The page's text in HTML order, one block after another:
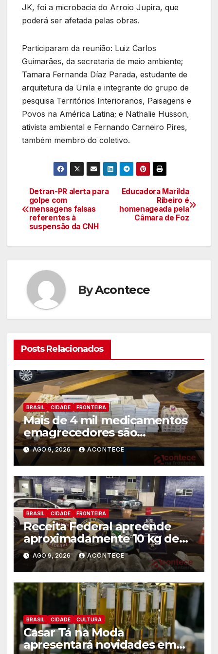
JK, foi a microbacia do Arroio Jupira, que
poderá ser afetada pelas obras.
Participaram da reunião: Luiz Carlos
Guimarães, da secretaria de meio ambiente;
Tamara Fernanda Díaz Parada, estudante de
arquitetura da Unila e integrante do grupo de
pesquisa Territórios Interioranos, Paisagens e
Povos na América Latina; e Nathalie Husson,
ativista ambiental e Fernando Carneiro Pires,
também membro do coletivo.
Navegação
de
artigos
Educadora Marilda
Ribeiro é
homenageada pela
Câmara de Foz
Detran-PR alerta para
golpe com
mensagens falsas
referentes à
suspensão da CNH
ByAcontece
Posts Relacionados
BRASIL CIDADE FRONTEIRA
Mais de 4 mil medicamentos
emagrecedores são
apreendidos pela Receita
Federal
AGO 9, 2026 ACONTECE
BRASIL CIDADE FRONTEIRA
Receita Federal apreende
aproximadamente 10 kg de
substância análoga ao
capulho
AGO 9, 2026 ACONTECE
BRASIL CIDADE CULTURA
Casar Tá na Moda
apresentará novidades em